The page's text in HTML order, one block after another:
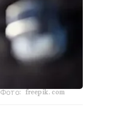
Фото: freepik.com